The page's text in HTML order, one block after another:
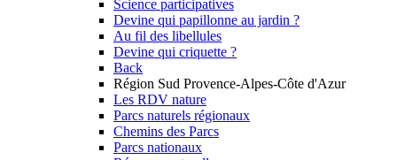
Science participatives
Devine qui papillonne au jardin ?
Au fil des libellules
Devine qui criquette ?
Back
Région Sud Provence-Alpes-Côte d'Azur
Les RDV nature
Parcs naturels régionaux
Chemins des Parcs
Parcs nationaux